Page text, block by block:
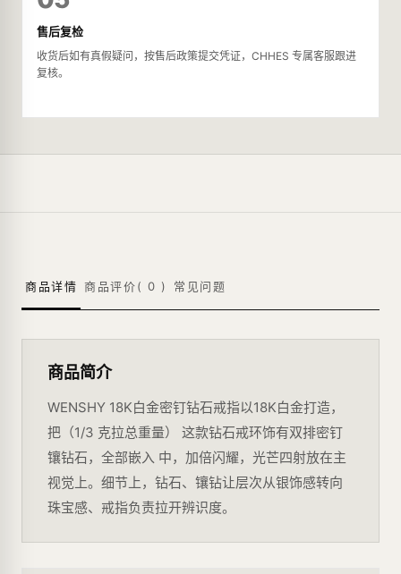
售后复检
收货后如有真假疑问，按售后政策提交凭证，CHHES 专属客服跟进
复核。
商品详情 商品评价( 0 ) 常见问题
商品简介
WENSHY 18K白金密钉钻石戒指以18K白金打造，
把（1/3 克拉总重量） 这款钻石戒环饰有双排密钉
镶钻石，全部嵌入 中，加倍闪耀，光芒四射放在主
视觉上。细节上，钻石、镶钻让层次从银饰感转向
珠宝感、戒指负责拉开辨识度。